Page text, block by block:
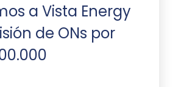
a Vista Energy
de ONs por